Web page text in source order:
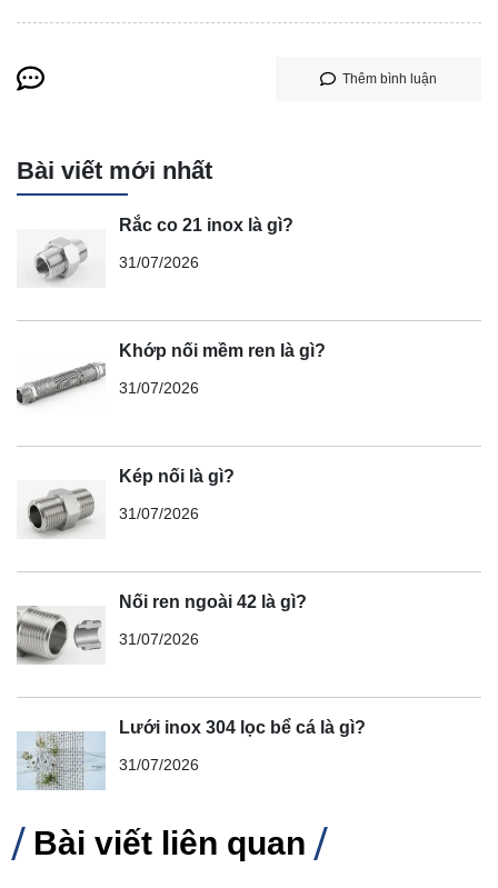
Thêm bình luận
Bài viết mới nhất
Rắc co 21 inox là gì?
31/07/2026
Khớp nối mềm ren là gì?
31/07/2026
Kép nối là gì?
31/07/2026
Nối ren ngoài 42 là gì?
31/07/2026
Lưới inox 304 lọc bể cá là gì?
31/07/2026
Bài viết liên quan